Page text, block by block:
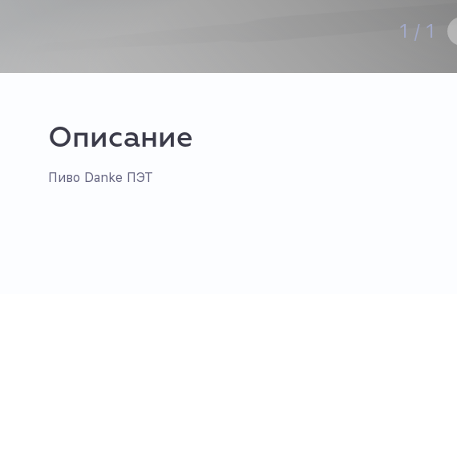
1 / 1
Описание
Пиво Danke ПЭТ